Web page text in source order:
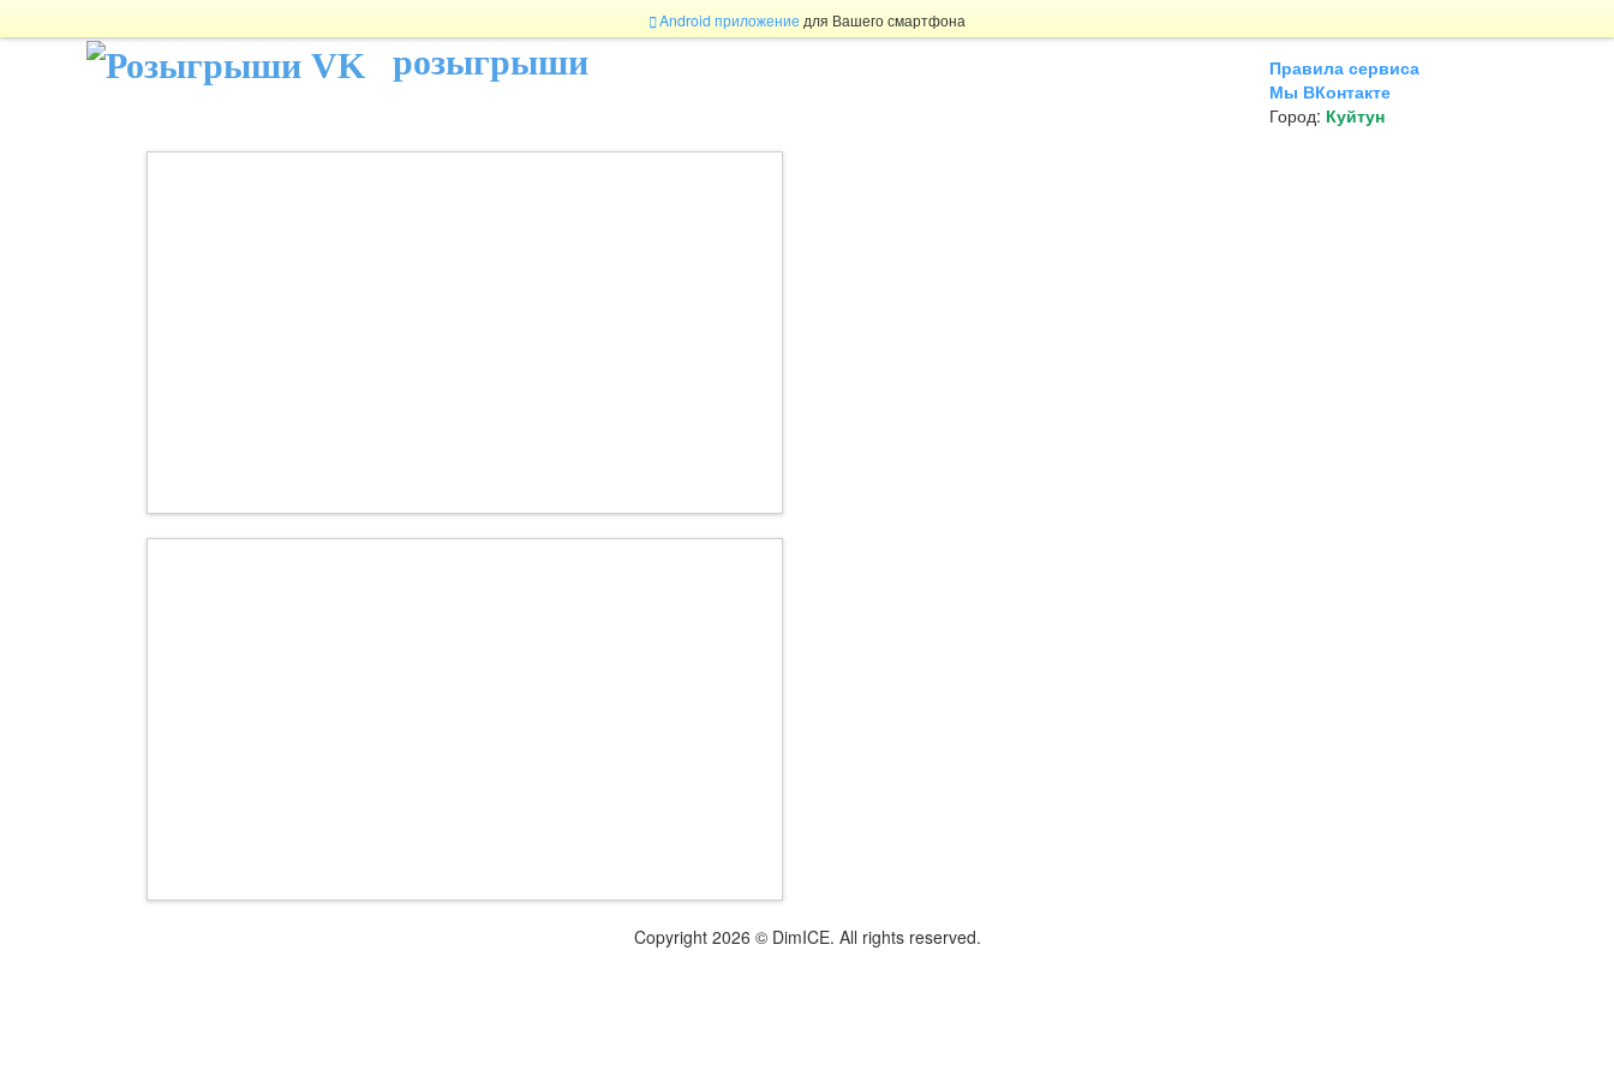
Android приложение для Вашего смартфона
розыгрыши
Правила сервиса
Мы ВКонтакте
Город: Куйтун
Copyright 2026 © DimICE. All rights reserved.